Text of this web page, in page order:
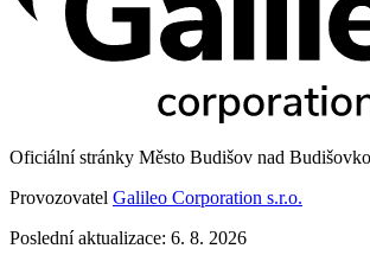
Oficiální stránky Město Budišov nad
Provozovatel Galileo Corporation s.r.o.
Poslední aktualizace: 6. 8. 2026